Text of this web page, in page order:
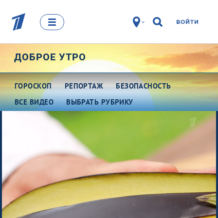
ВОЙТИ
ДОБРОЕ УТРО
ГОРОСКОП РЕПОРТАЖ
БЕЗОПАСНОСТЬ
ВСЕ ВИДЕО
Наши гости
Про культуру
Это кино
Разговоры о важном
ВЫБРАТЬ РУБРИКУ